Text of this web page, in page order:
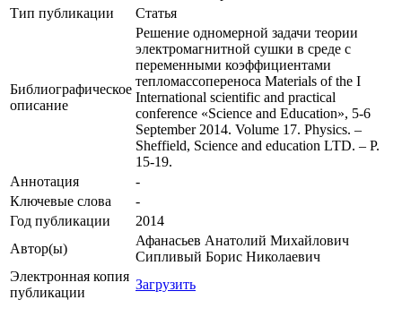
Тип публикации
Статья
Библиографическое
описание
Решение одномерной задачи теории
электромагнитной сушки в среде с
переменными коэффициентами
тепломассопереноса Materials of the I
International scientific and practical
conference «Science and Education», 5-6
September 2014. Volume 17. Physics. –
Sheffield, Science and education LTD. – P.
15-19.
Аннотация
-
Ключевые cлова
-
Год публикации
2014
Автор(ы)
Афанасьев Анатолий Михайлович
Сипливый Борис Николаевич
Электронная копия
публикации
Загрузить